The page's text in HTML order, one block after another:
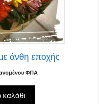
άνθη εποχής
ΦΠΑ